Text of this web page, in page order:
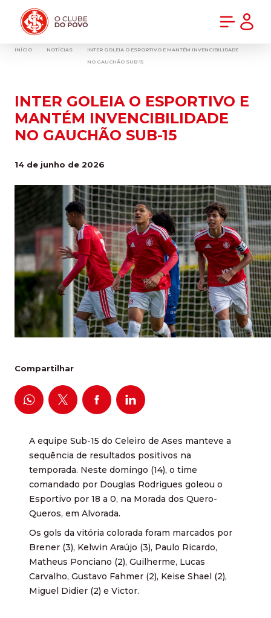
INÍCIO NOTÍCIAS
INTER GOLEIA O ESPORTIVO E MANTÉM INVENCIBILIDADE
NO GAUCHÃO SUB-15
INTER GOLEIA O ESPORTIVO E
MANTÉM INVENCIBILIDADE
NO GAUCHÃO SUB-15
14 de junho de 2026
Compartilhar
A equipe Sub-15 do Celeiro de Ases manteve a
sequência de resultados positivos na
temporada. Neste domingo (14), o time
comandado por Douglas Rodrigues goleou o
Esportivo por 18 a 0, na Morada dos Quero-
Queros, em Alvorada.
Os gols da vitória colorada foram marcados por
Brener (3), Kelwin Araújo (3), Paulo Ricardo,
Matheus Ponciano (2), Guilherme, Lucas
Carvalho, Gustavo Fahmer (2), Keise Shael (2),
Miguel Didier (2) e Victor.